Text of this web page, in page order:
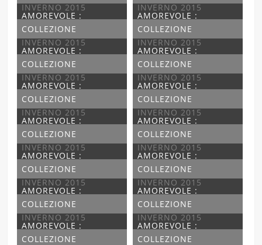
INVERNO 2015
INVERNO 2015
AMOREVOLE :
COLLEZIONE
INVERNO 2015
AMOREVOLE :
COLLEZIONE
INVERNO 2015
AMOREVOLE :
COLLEZIONE
INVERNO 2015
AMOREVOLE :
COLLEZIONE
INVERNO 2015
AMOREVOLE :
COLLEZIONE
INVERNO 2015
AMOREVOLE :
COLLEZIONE
INVERNO 2015
AMOREVOLE :
COLLEZIONE
INVERNO 2015
AMOREVOLE :
COLLEZIONE
INVERNO 2015
AMOREVOLE :
COLLEZIONE
INVERNO 2015
AMOREVOLE :
COLLEZIONE
INVERNO 2015
AMOREVOLE :
COLLEZIONE
INVERNO 2015
AMOREVOLE :
COLLEZIONE
INVERNO 2015
AMOREVOLE :
COLLEZIONE
AMOREVOLE :
COLLEZIONE